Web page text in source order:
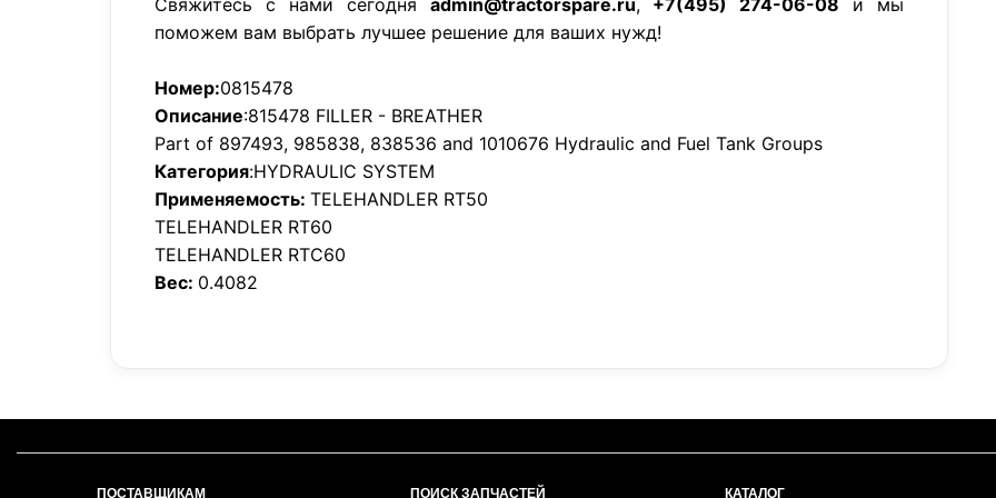
Свяжитесь с нами сегодня admin@tractorspare.ru, +7(495) 274-06-08 и мы
поможем вам выбрать лучшее решение для ваших нужд!
Номер:0815478
Описание:815478 FILLER - BREATHER
Part of 897493, 985838, 838536 and 1010676 Hydraulic and Fuel Tank Groups
Категория:HYDRAULIC SYSTEM
Применяемость: TELEHANDLER RT50
TELEHANDLER RT60
TELEHANDLER RTC60
Вес: 0.4082
ПОСТАВЩИКАМ ПОИСК ЗАПЧАСТЕЙ КАТАЛОГ